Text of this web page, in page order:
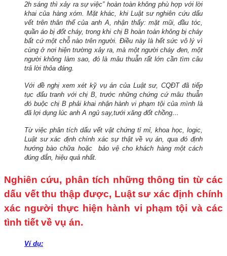
2h sáng thì xảy ra sự việc” hoàn toàn không phù hợp với lời
khai của hàng xóm. Mặt khác, khi Luật sư nghiên cứu dấu
vết trên thân thể của anh A, nhận thấy: mặt mũi, đầu tóc,
quần áo bị đốt cháy, trong khi chị B hoàn toàn không bị cháy
bất cứ một chỗ nào trên người. Điều này là hết sức vô lý vì
cùng ở nơi hiện trường xảy ra, mà một người cháy đen, một
người không làm sao, đó là mâu thuẫn rất lớn cần tìm câu
trả lời thỏa đáng.
Với đề nghị xem xét kỹ vụ án của Luật sư, CQĐT đã tiếp
tục đấu tranh với chị B, trước những chứng cứ mâu thuẫn
đó buộc chị B phải khai nhận hành vi phạm tội của mình là
đã lợi dụng lúc anh A ngủ say,tưới xăng đốt chồng…
Từ việc phân tích dấu vết vật chứng tỉ mỉ, khoa học, logic,
Luật sư xác định chính xác sự thật về vụ án, qua đó định
hướng bào chữa hoặc
bảo vệ cho khách hàng một cách
đúng đắn, hiệu quả nhất.
Nghiên cứu, phân tích những thông tin từ các
dấu vết thu thập được, Luật sư xác định chính
xác người thực hiện hành vi phạm tội và các
tình tiết về vụ án.
Ví dụ: